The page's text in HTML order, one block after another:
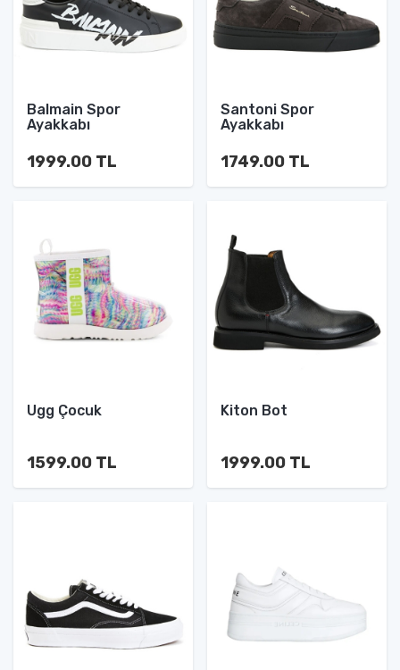
Balmain Spor
Ayakkabı
1999.00 TL
Santoni Spor
Ayakkabı
1749.00 TL
Ugg Çocuk
1599.00 TL
Kiton Bot
1999.00 TL